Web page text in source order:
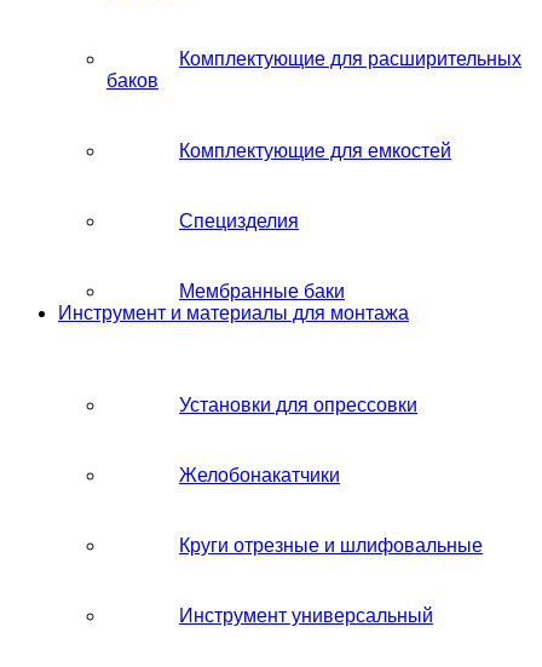
Комплектующие для расширительных
баков
Комплектующие для емкостей
Специзделия
Мембранные баки
Инструмент и материалы для монтажа
Установки для опрессовки
Желобонакатчики
Круги отрезные и шлифовальные
Инструмент универсальный